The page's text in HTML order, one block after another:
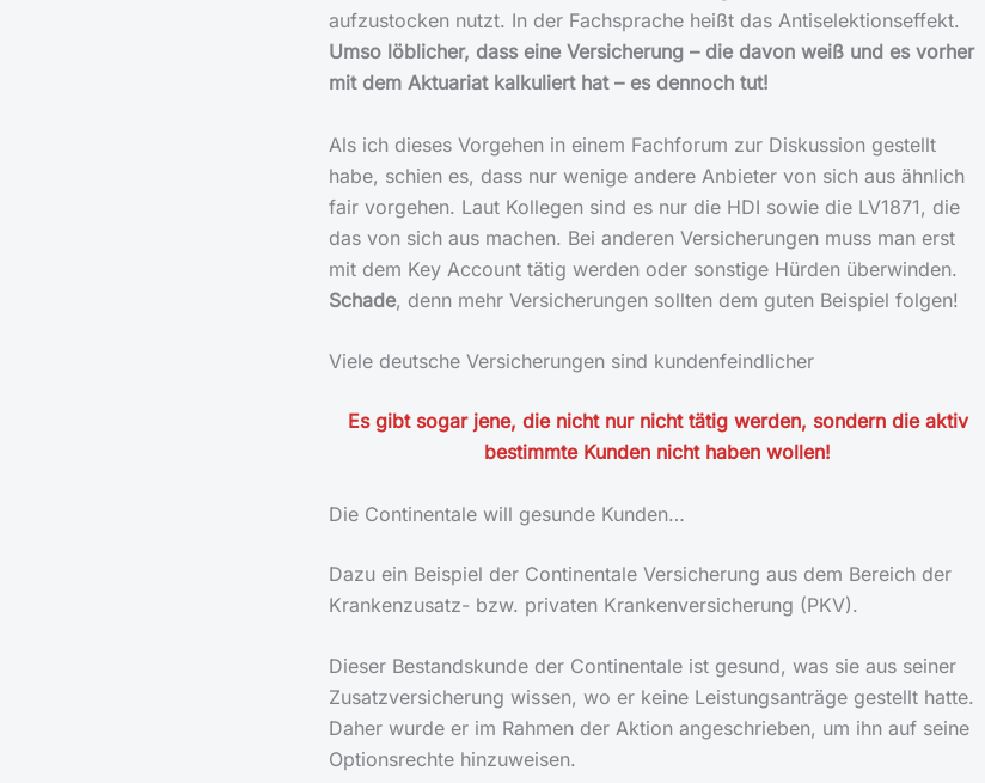
aufzustocken nutzt. In der Fachsprache heißt das Antiselektionseffekt.
Umso löblicher, dass eine Versicherung – die davon weiß und es vorher
mit dem Aktuariat kalkuliert hat – es dennoch tut!
Als ich dieses Vorgehen in einem Fachforum zur Diskussion gestellt
habe, schien es, dass nur wenige andere Anbieter von sich aus ähnlich
fair vorgehen. Laut Kollegen sind es nur die HDI sowie die LV1871, die
das von sich aus machen. Bei anderen Versicherungen muss man erst
mit dem Key Account tätig werden oder sonstige Hürden überwinden.
Schade, denn mehr Versicherungen sollten dem guten Beispiel folgen!
Viele deutsche Versicherungen sind kundenfeindlicher
Es gibt sogar jene, die nicht nur nicht tätig werden, sondern die aktiv
bestimmte Kunden nicht haben wollen!
Die Continentale will gesunde Kunden…
Dazu ein Beispiel der Continentale Versicherung aus dem Bereich der
Krankenzusatz- bzw. privaten Krankenversicherung (PKV).
Dieser Bestandskunde der Continentale ist gesund, was sie aus seiner
Zusatzversicherung wissen, wo er keine Leistungsanträge gestellt hatte.
Daher wurde er im Rahmen der Aktion angeschrieben, um ihn auf seine
Optionsrechte hinzuweisen.